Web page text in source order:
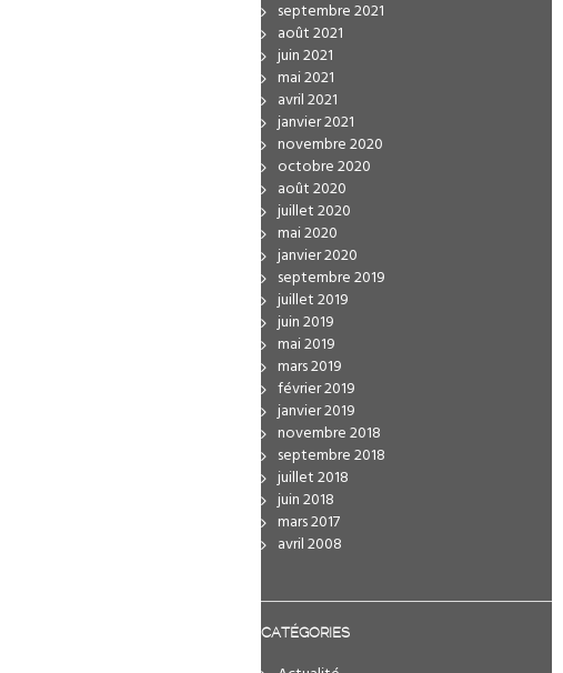
septembre 2021
août 2021
juin 2021
mai 2021
avril 2021
janvier 2021
novembre 2020
octobre 2020
août 2020
juillet 2020
mai 2020
janvier 2020
septembre 2019
juillet 2019
juin 2019
mai 2019
mars 2019
février 2019
janvier 2019
novembre 2018
septembre 2018
juillet 2018
juin 2018
mars 2017
avril 2008
CATÉGORIES